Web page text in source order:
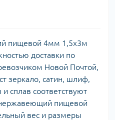
пищевой 4мм 1,5х3м
доставки по
Новой Почтой,
зеркало, сатин, шлиф,
сплав соответствуют
пищевой
вес и размеры